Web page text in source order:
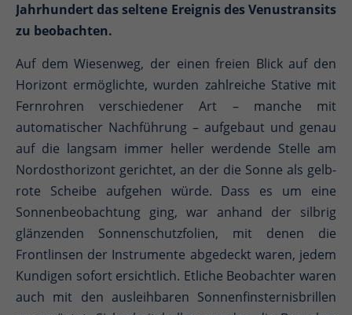
Jahrhundert das seltene Ereignis des Venustransits
zu beobachten.
Auf dem Wiesenweg, der einen freien Blick auf den
Horizont ermöglichte, wurden zahlreiche Stative mit
Fernrohren verschiedener Art – manche mit
automatischer Nachführung – aufgebaut und genau
auf die langsam immer heller werdende Stelle am
Nordosthorizont gerichtet, an der die Sonne als gelb-
rote Scheibe aufgehen würde. Dass es um eine
Sonnenbeobachtung ging, war anhand der silbrig
glänzenden Sonnenschutzfolien, mit denen die
Frontlinsen der Instrumente abgedeckt waren, jedem
Kundigen sofort ersichtlich. Etliche Beobachter waren
auch mit den ausleihbaren Sonnenfinsternisbrillen